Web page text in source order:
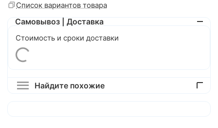
Список вариантов товара
Самовывоз | Доставка
Стоимость и сроки доставки
Найдите похожие